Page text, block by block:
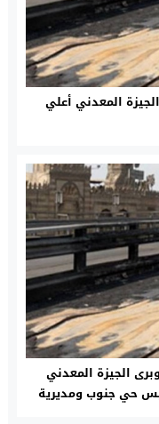
المعدني أعلي
الجيزة المعدني
حي جنوب ومديرية